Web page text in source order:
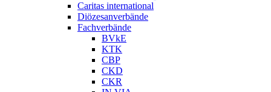
Caritas international
Diözesanverbände
Fachverbände
BVkE
KTK
CBP
CKD
CKR